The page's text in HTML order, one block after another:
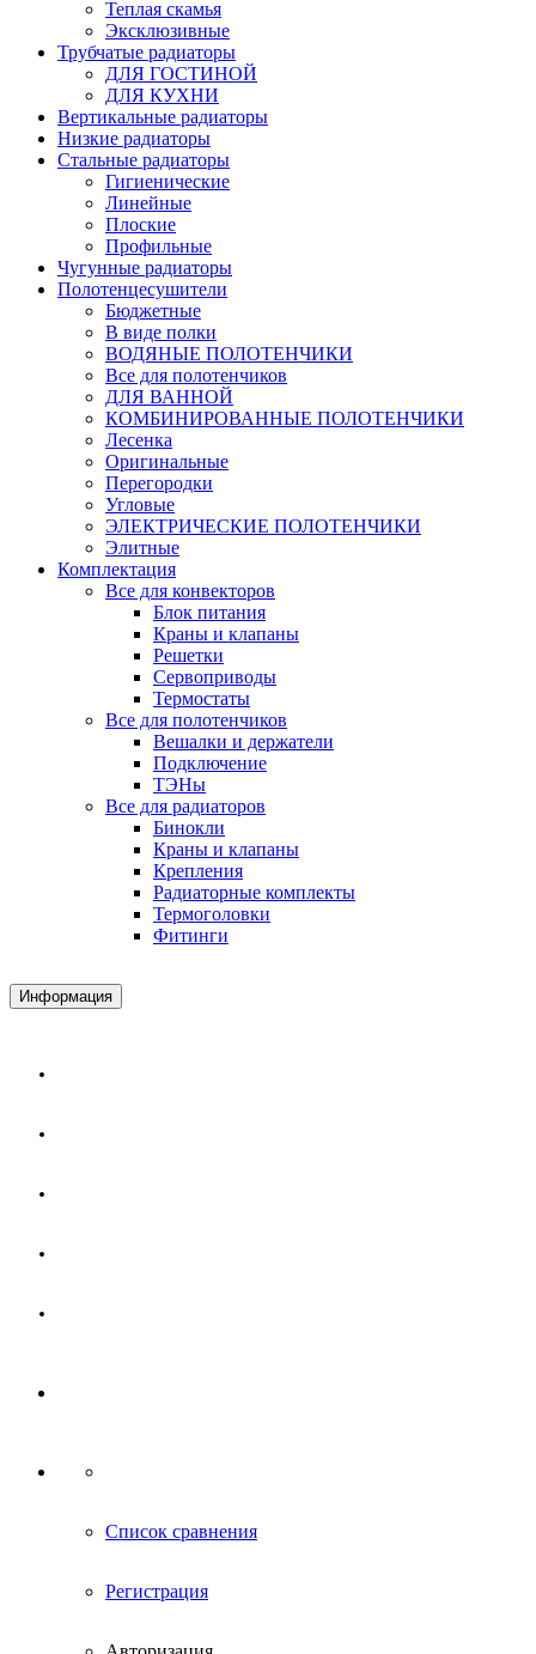
Теплая скамья
Эксклюзивные
Трубчатые радиаторы
ДЛЯ ГОСТИНОЙ
ДЛЯ КУХНИ
Вертикальные радиаторы
Низкие радиаторы
Стальные радиаторы
Гигиенические
Линейные
Плоские
Профильные
Чугунные радиаторы
Полотенцесушители
Бюджетные
В виде полки
ВОДЯНЫЕ ПОЛОТЕНЧИКИ
Все для полотенчиков
ДЛЯ ВАННОЙ
КОМБИНИРОВАННЫЕ ПОЛОТЕНЧИКИ
Лесенка
Оригинальные
Перегородки
Угловые
ЭЛЕКТРИЧЕСКИЕ ПОЛОТЕНЧИКИ
Элитные
Комплектация
Все для конвекторов
Блок питания
Краны и клапаны
Решетки
Сервоприводы
Термостаты
Все для полотенчиков
Вешалки и держатели
Подключение
ТЭНы
Все для радиаторов
Бинокли
Краны и клапаны
Крепления
Радиаторные комплекты
Термоголовки
Фитинги
Информация
Список сравнения
Регистрация